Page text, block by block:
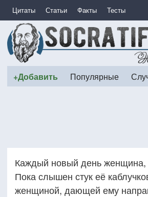
Цитаты Статьи Факты Тесты
+Добавить Популярные
Каждый новый день женщина,
Пока слышен стук её
женщиной, дающей ему